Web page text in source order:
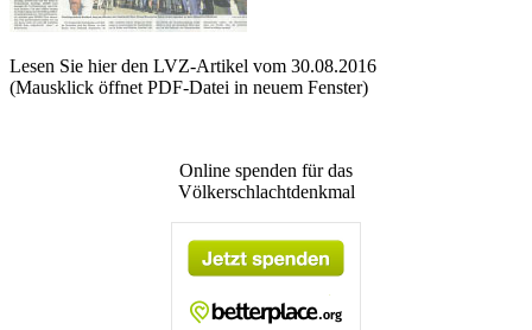
Lesen Sie hier den LVZ-Artikel vom 30.08.2016
(Mausklick öffnet PDF-Datei in neuem Fenster)
Online spenden für das
Völkerschlachtdenkmal